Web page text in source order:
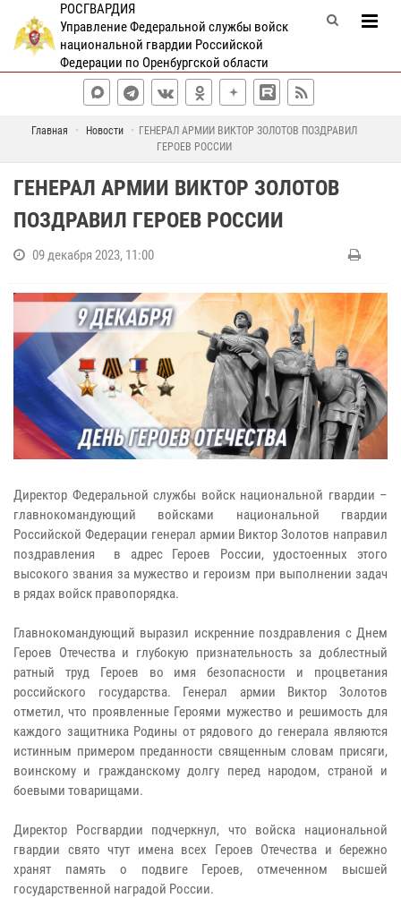
РОСГВАРДИЯ
Управление Федеральной службы войск
национальной гвардии Российской
Федерации по Оренбургской области
Главная Новости
ГЕНЕРАЛ АРМИИ ВИКТОР ЗОЛОТОВ ПОЗДРАВИЛ
ГЕРОЕВ РОССИИ
ГЕНЕРАЛ АРМИИ ВИКТОР ЗОЛОТОВ
ПОЗДРАВИЛ ГЕРОЕВ РОССИИ
09 декабря 2023, 11:00
Директор Федеральной службы войск национальной гвардии –
главнокомандующий войсками национальной гвардии
Российской Федерации генерал армии Виктор Золотов направил
поздравления в адрес Героев России, удостоенных этого
высокого звания за мужество и героизм при выполнении задач
в рядах войск правопорядка.
Главнокомандующий выразил искренние поздравления с Днем
Героев Отечества и глубокую признательность за доблестный
ратный труд Героев во имя безопасности и процветания
российского государства. Генерал армии Виктор Золотов
отметил, что проявленные Героями мужество и решимость для
каждого защитника Родины от рядового до генерала являются
истинным примером преданности священным словам присяги,
воинскому и гражданскому долгу перед народом, страной и
боевыми товарищами.
Директор Росгвардии подчеркнул, что войска национальной
гвардии свято чтут имена всех Героев Отечества и бережно
хранят память о подвиге Героев, отмеченном высшей
государственной наградой России.